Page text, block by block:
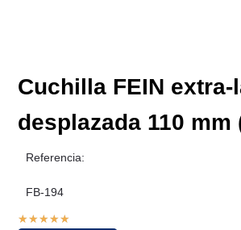
Cuchilla FEIN extra-
desplazada 110 mm
Referencia:
FB-194
★★★★★